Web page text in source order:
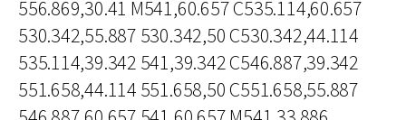
556.869,30.41 M541,60.657 C535.114,60.657
530.342,55.887 530.342,50 C530.342,44.114
535.114,39.342 541,39.342 C546.887,39.342
551.658,44.114 551.658,50 C551.658,55.887